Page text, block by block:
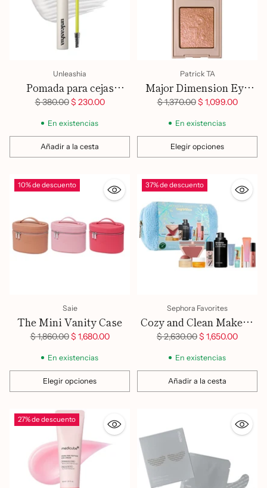
Unleashia
Pomada para cejas
Eyebrow Fixer N°1 Clear
Precio
$ 380.00$ 230.00
En existencias
Añadir a la cesta
Cantidad
Patrick TA
Major Dimension Eye
Illusion Eyeshadow
Duos
Precio
$ 1,370.00$ 1,099.00
En existencias
Elegir opciones
Cantidad
10% de descuento
Saie
The Mini Vanity Case
Precio
$ 1,860.00$ 1,680.00
En existencias
Elegir opciones
Cantidad
37% de descuento
Sephora Favorites
Cozy and Clean Makeup
and Skincare Set
Precio
$ 2,630.00$ 1,650.00
En existencias
Añadir a la cesta
Cantidad
27% de descuento